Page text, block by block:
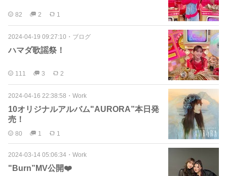
82 2 1
2024-04-19 09:27:10 ・ ブログ
ハマダ歌謡祭！
111 3 2
2024-04-16 22:38:58 ・ Work
10オリジナルアルバム"AURORA”本日発
売！
80 1 1
2024-03-14 05:06:34 ・ Work
"Burn”MV公開❤️